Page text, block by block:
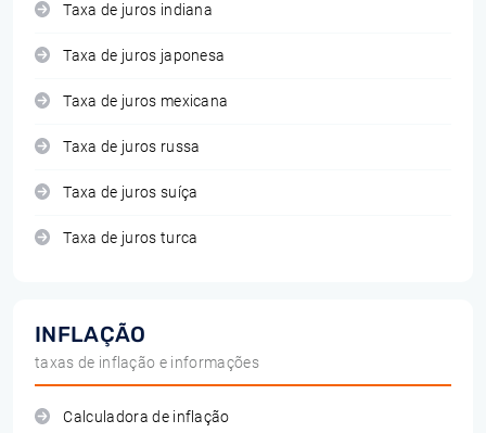
Taxa de juros indiana
Taxa de juros japonesa
Taxa de juros mexicana
Taxa de juros russa
Taxa de juros suíça
Taxa de juros turca
INFLAÇÃO
taxas de inflação e informações
Calculadora de inflação